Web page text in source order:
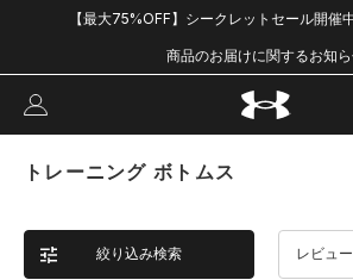
【最大75%OFF】シークレットセール開催
商品のお届けに関するお知
トレーニング ボトムス
絞り込み検索 レビュ